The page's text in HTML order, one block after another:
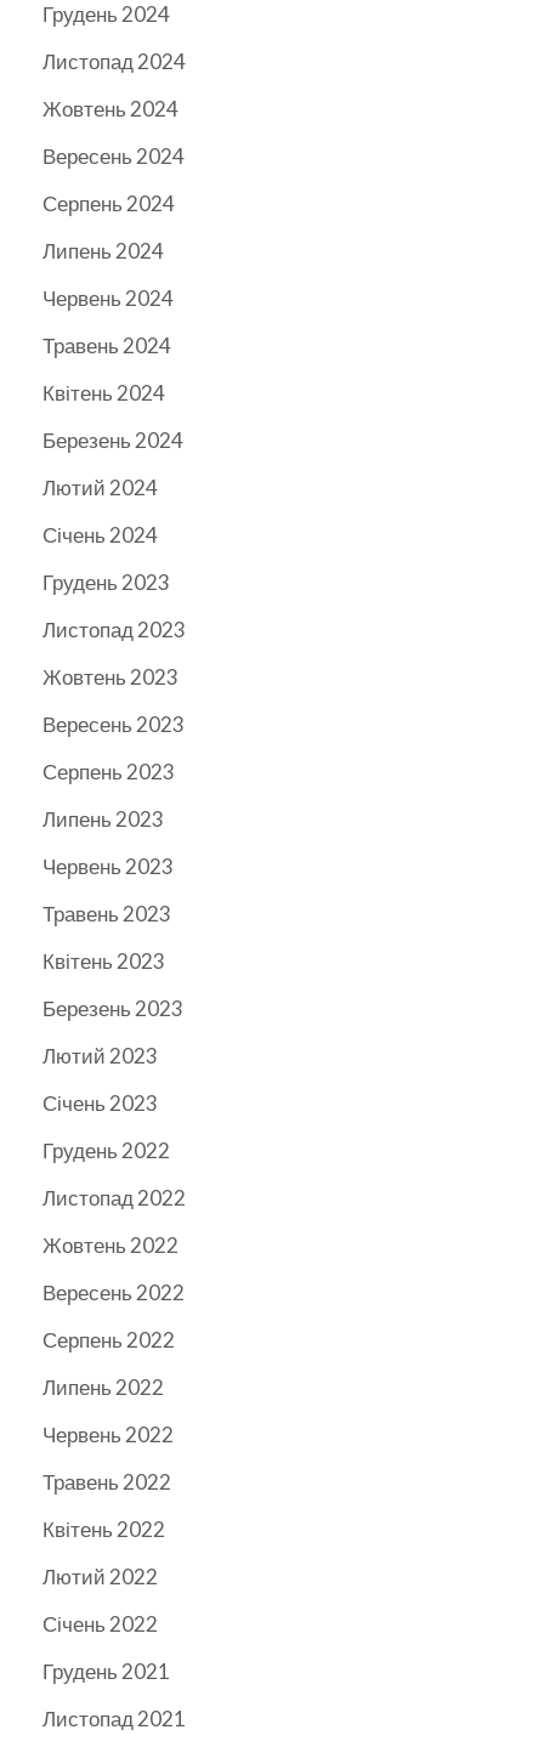
Грудень 2024
Листопад 2024
Жовтень 2024
Вересень 2024
Серпень 2024
Липень 2024
Червень 2024
Травень 2024
Квітень 2024
Березень 2024
Лютий 2024
Січень 2024
Грудень 2023
Листопад 2023
Жовтень 2023
Вересень 2023
Серпень 2023
Липень 2023
Червень 2023
Травень 2023
Квітень 2023
Березень 2023
Лютий 2023
Січень 2023
Грудень 2022
Листопад 2022
Жовтень 2022
Вересень 2022
Серпень 2022
Липень 2022
Червень 2022
Травень 2022
Квітень 2022
Лютий 2022
Січень 2022
Грудень 2021
Листопад 2021